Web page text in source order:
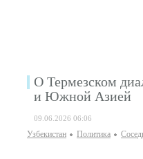
О Термезском
и Южной Азией
09.06.2026 06:06
Узбекистан Политика